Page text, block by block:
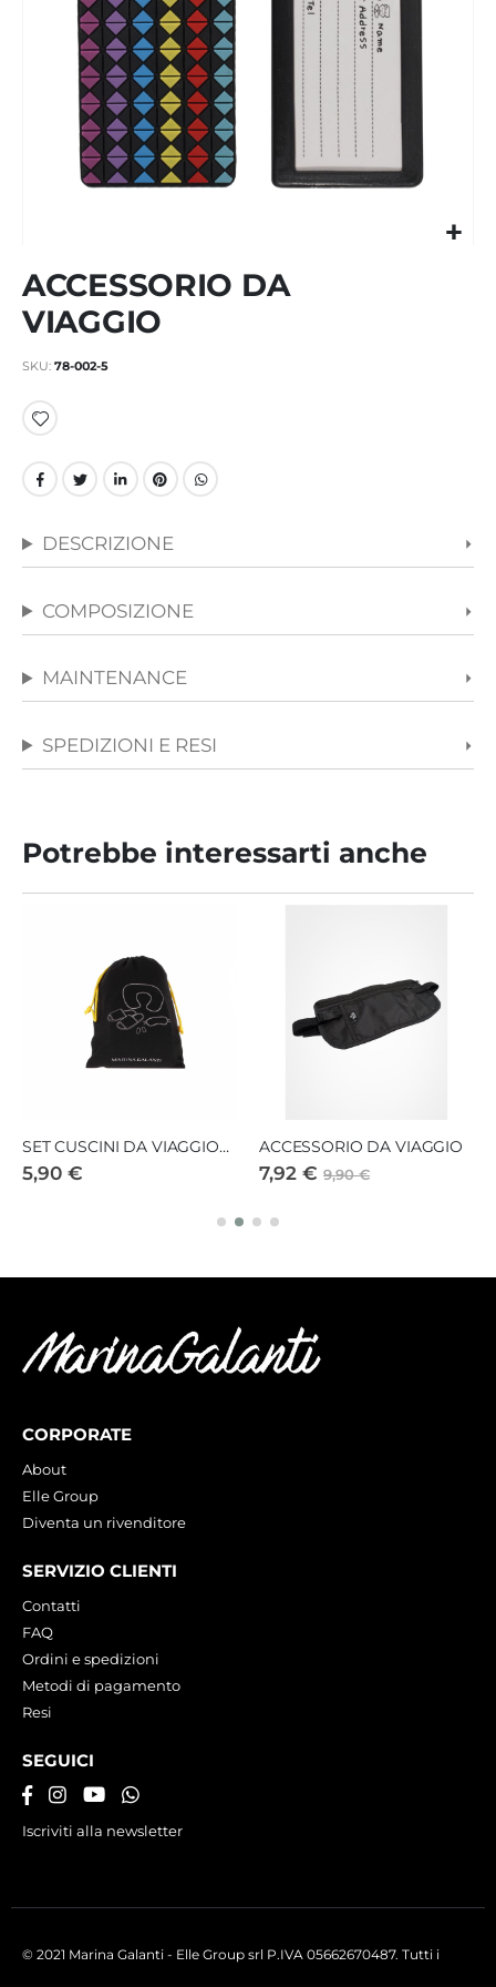
all'inizio
della
galleria
immagini
ACCESSORIO DA
VIAGGIO
SKU 78-002-5
DESCRIZIONE
COMPOSIZIONE
MAINTENANCE
SPEDIZIONI E RESI
Potrebbe interessarti anche
SET CUSCINI DA VIAGGIOTRAVEL ACCESSORIES
5,90 €
ACCESSORIO DA VIAGGIO
7,92 € 9,90 €
CORPORATE
About
Elle Group
Diventa un rivenditore
SERVIZIO CLIENTI
Contatti
FAQ
Ordini e spedizioni
Metodi di pagamento
Resi
SEGUICI
Iscriviti alla newsletter
© 2021 Marina Galanti - Elle Group srl P.IVA 05662670487. Tutti i